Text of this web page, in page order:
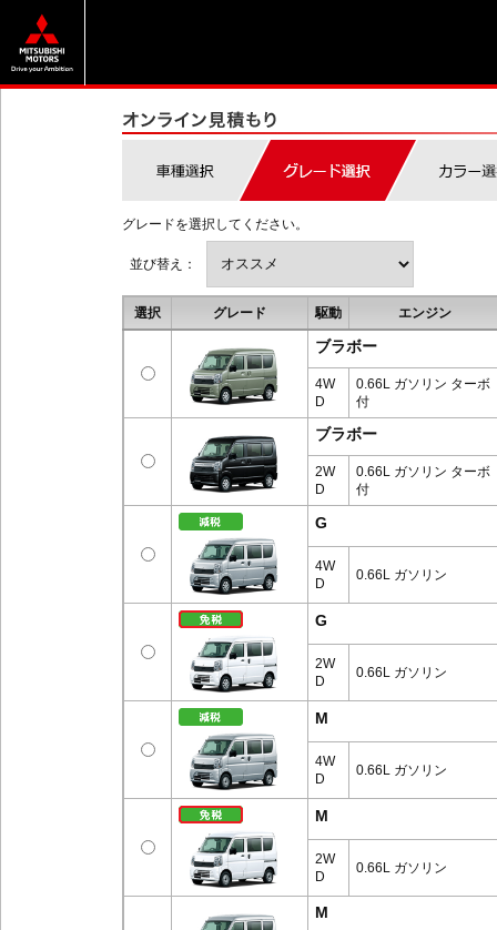
グレードを選択してください。
並び替え：
選択 グレード 駆動 エンジン
ブラボー
4W
D
0.66L ガソリン ターボ
付
ブラボー
2W
D
0.66L ガソリン ターボ
付
G
4W
D
0.66L ガソリン
G
2W
D
0.66L ガソリン
M
4W
D
0.66L ガソリン
M
2W
D
0.66L ガソリン
M